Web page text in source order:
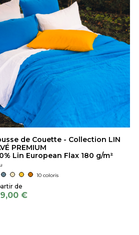
de Couette - Collection LIN
PREMIUM
Lin European Flax 180 g/m²
10 coloris
€